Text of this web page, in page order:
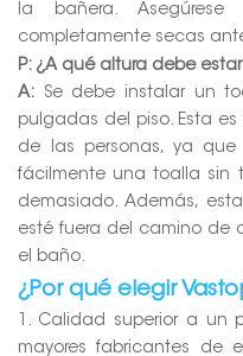
la bañera.
completamente secas
P: ¿A qué altura debe
A: Se debe instalar un
pulgadas del piso. Esta
de las personas, ya
fácilmente una toalla sin
demasiado. Además,
esté fuera del camino de
el baño.
¿Por qué elegir
1. Calidad superior a un
mayores fabricantes de